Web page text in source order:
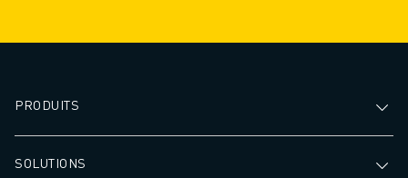
PRODUITS
SOLUTIONS